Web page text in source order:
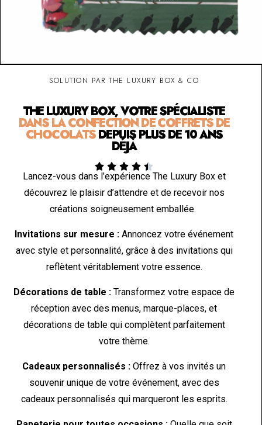
SOLUTION PAR THE LUXURY BOX & CO
THE LUXURY BOX, VOTRE SPÉCIALISTE
DANS LA CONFECTION DE COFFRETS DE
CHOCOLATSDEPUIS PLUS DE 10 ANS
DÉJÀ
    
Lancez-vous dans l’expérience The Luxury Box et
découvrez le plaisir d’attendre et de recevoir nos
créations soigneusement emballée.
Invitations sur mesure : Annoncez votre événement
avec style et personnalité, grâce à des invitations qui
reflètent véritablement votre essence.
Décorations de table : Transformez votre espace de
réception avec des menus, marque-places, et
décorations de table qui complètent parfaitement
votre thème.
Cadeaux personnalisés : Offrez à vos invités un
souvenir unique de votre événement, avec des
cadeaux personnalisés qui marqueront les esprits.